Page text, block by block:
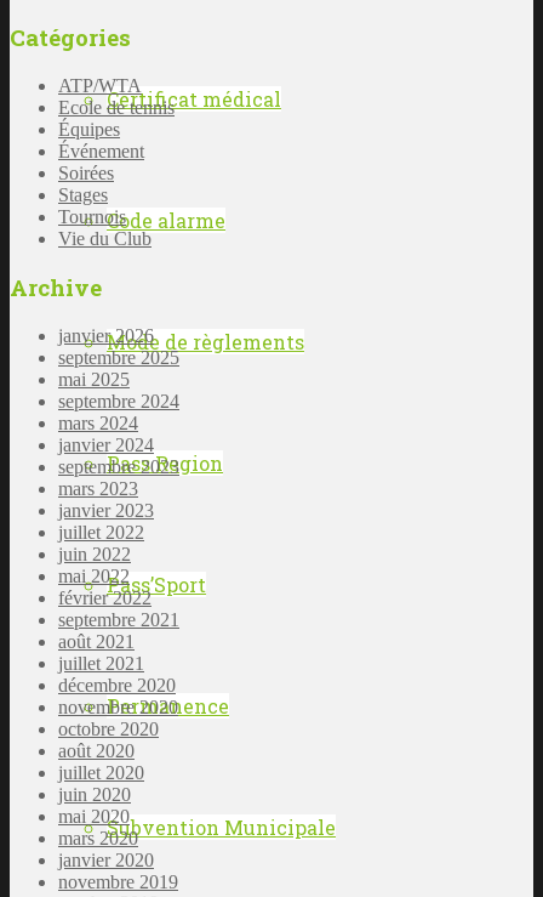
Certificat médical
Code alarme
Mode de règlements
Pass Region
Pass’Sport
Permanence
Subvention Municipale
Catégories
ATP/WTA
Ecole de tennis
Équipes
Événement
Soirées
Stages
Tournois
Vie du Club
Archive
janvier 2026
septembre 2025
mai 2025
septembre 2024
mars 2024
janvier 2024
septembre 2023
mars 2023
janvier 2023
juillet 2022
juin 2022
mai 2022
février 2022
septembre 2021
août 2021
juillet 2021
décembre 2020
novembre 2020
octobre 2020
août 2020
juillet 2020
juin 2020
mai 2020
mars 2020
janvier 2020
novembre 2019